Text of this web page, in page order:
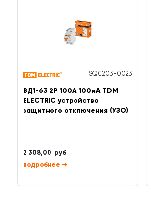
SQ0203-0023
ВД1-63 2Р 100А 100мА TDM
ELECTRIC устройство
защитного отключения (УЗО)
2 308,00 руб
➜